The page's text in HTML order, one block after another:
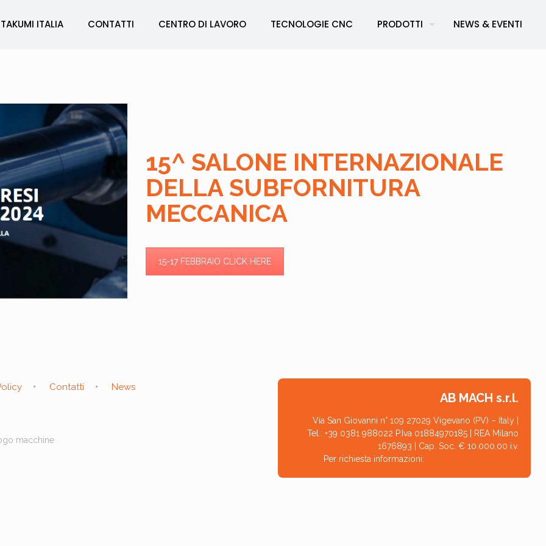
TAKUMI ITALIA CONTATTI CENTRO DI LAVORO TECNOLOGIE CNC PRODOTTI NEWS & EVENTI
15^ SALONE INTERNAZIONALE
DELLA SUBFORNITURA
MECCANICA
15-17 FEBBRAIO CLICK HERE
Contatti News
macchine
AB MACH s.r.l.
Via San Giovanni n° 109 27029 Vigevano (PV) – Italy |
Tel.: +39 0381 988022 P.Iva 01884970185 | REA Milano
1676893 | Cap. Soc. € 10.000,00 i.v.
Per richiesta informazioni: